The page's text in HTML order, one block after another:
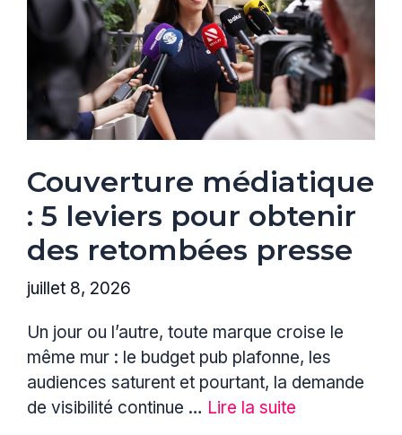
Couverture médiatique
: 5 leviers pour obtenir
des retombées presse
juillet 8, 2026
Un jour ou l’autre, toute marque croise le
même mur : le budget pub plafonne, les
audiences saturent et pourtant, la demande
de visibilité continue … Lire la suite